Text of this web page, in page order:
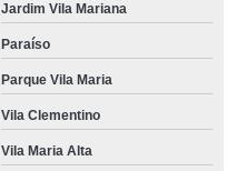
Jardim Vila Mariana
Paraíso
Parque Vila Maria
Vila Clementino
Vila Maria Alta